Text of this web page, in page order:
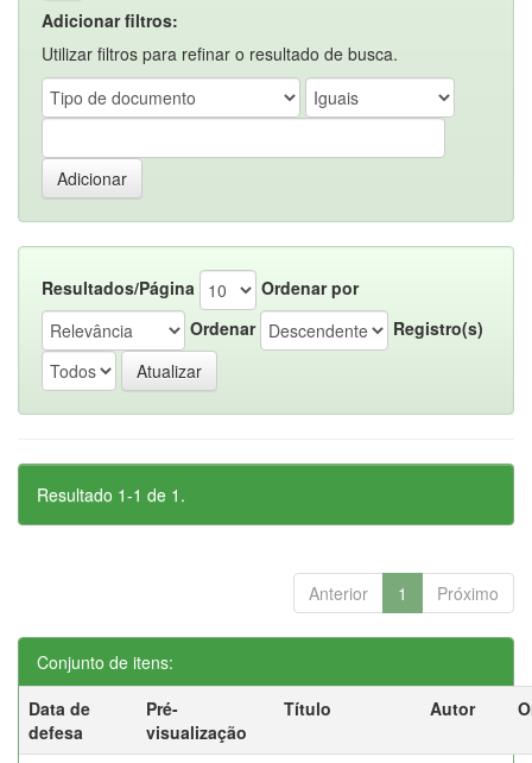
Adicionar filtros:
Utilizar filtros para refinar o resultado de busca.
Resultados/Página
Ordenar por
Ordenar
Registro(s)
Resultado 1-1 de 1.
Anterior 1 Próximo
Conjunto de itens:
Data de
defesa
Pré-
visualização
Título Autor